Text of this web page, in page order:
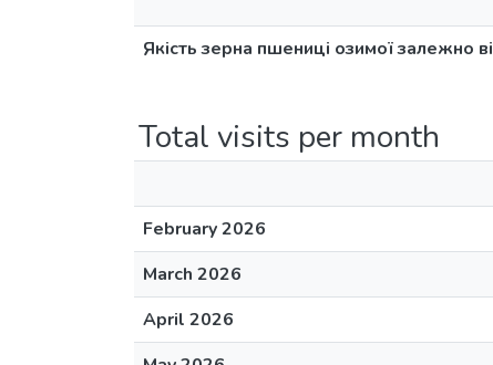
Якість зерна пшениці озимої залежно
Total visits per month
February 2026
March 2026
April 2026